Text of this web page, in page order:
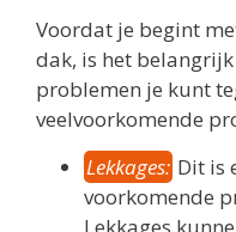
Voordat je begint
dak, is het
problemen je kunt
veelvoorkomende
Lekkages: Dit is
voorkomende
Lekkages